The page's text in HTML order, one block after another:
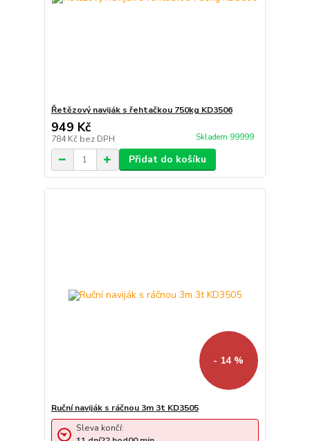
Řetězový naviják s řehtačkou 750kg KD3506
949 Kč
784 Kč bez DPH Skladem 99999
Přidat do košíku
- 14 %
Ruční naviják s ráčnou 3m 3t KD3505
Sleva končí: